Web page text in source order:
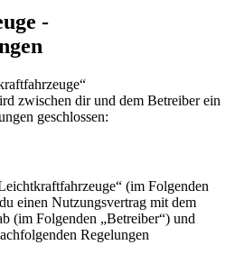
-
zwischen dir und dem Betreiber ein
geschlossen:
(im Folgenden
einen Nutzungsvertrag mit dem
(im Folgenden „Betreiber“) und
Regelungen